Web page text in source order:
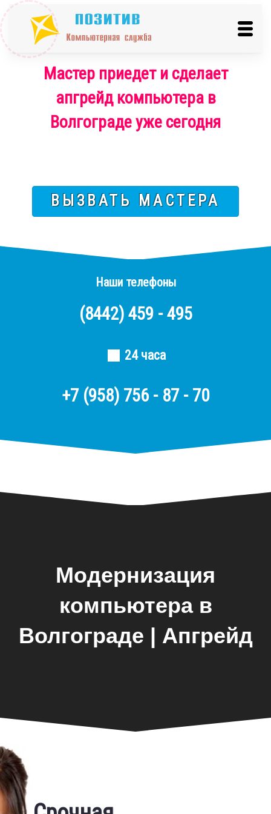
Мастер приедет и сделает
апгрейд компьютера в
Волгограде уже сегодня
ВЫЗВАТЬ МАСТЕРА
Наши телефоны
(8442) 459 - 495
24 часа
+7 (958) 756 - 87 - 70
Модернизация
компьютера в
Волгограде | Апгрейд
Фирменная гарантия